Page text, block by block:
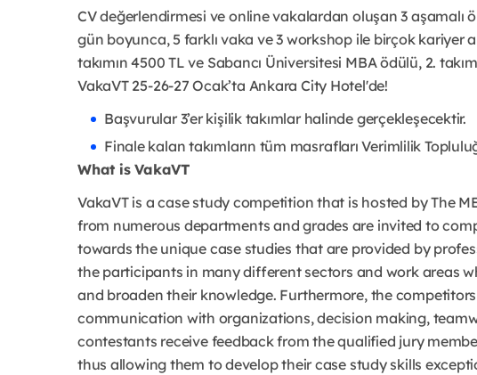
CV değerlendirmesi ve online vakalardan oluşan 3 aşamalı
gün boyunca, 5 farklı vaka ve 3 workshop ile birçok kariyer
takımın 4500 TL ve Sabancı Üniversitesi MBA ödülü, 2.
VakaVT 25-26-27 Ocak’ta Ankara City Hotel'de!
Başvurular 3’er kişilik takımlar halinde gerçekleşecektir.
Finale kalan takımların tüm masrafları Verimlilik
What is VakaVT
VakaVT is a case study competition that is hosted by The
from numerous departments and grades are invited to
towards the unique case studies that are provided by
the participants in many different sectors and work areas
and broaden their knowledge. Furthermore, the
communication with organizations, decision making,
contestants receive feedback from the qualified jury
thus allowing them to develop their case study skills